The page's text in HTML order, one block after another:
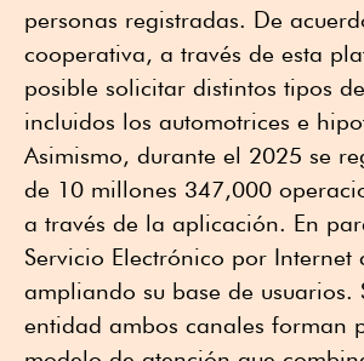
personas registradas. De
cooperativa, a través de esta
posible solicitar distintos tipos
incluidos los automotrices e
Asimismo, durante el 2025 se
de 10 millones 347,000
a través de la aplicación. En
Servicio Electrónico por Internet
ampliando su base de usuarios.
entidad ambos canales forman